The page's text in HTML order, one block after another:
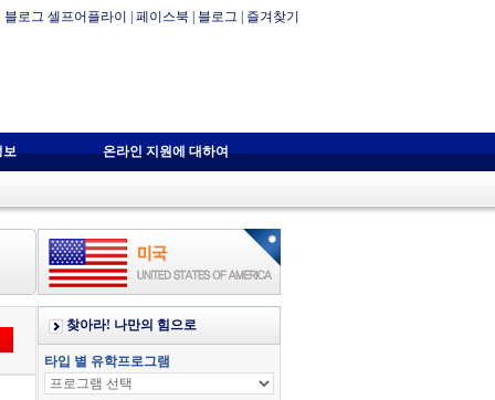
블로그 셀프어플라이 페이스북 블로그 즐겨찾기
보 온라인 지원에 대하여